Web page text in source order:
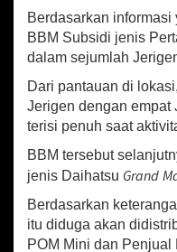
t
e
d
S
P
B
A
w
p
a
r
Berdasarkan
BBM Subsidi jenis
dalam sejumlah
Dari pantauan di
Jerigen dengan empat
terisi penuh saat
BBM tersebut
jenis Daihatsu Grand
Berdasarkan
itu diduga akan
POM Mini dan